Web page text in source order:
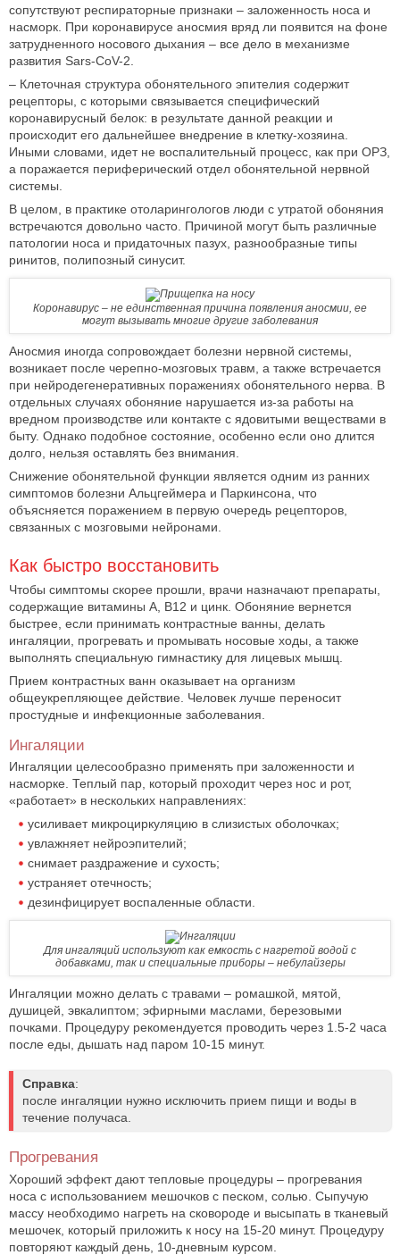
сопутствуют респираторные признаки – заложенность носа и
насморк. При коронавирусе аносмия вряд ли появится на фоне
затрудненного носового дыхания – все дело в механизме
развития Sars-CoV-2.
– Клеточная структура обонятельного эпителия содержит
рецепторы, с которыми связывается специфический
коронавирусный белок: в результате данной реакции и
происходит его дальнейшее внедрение в клетку-хозяина.
Иными словами, идет не воспалительный процесс, как при ОРЗ,
а поражается периферический отдел обонятельной нервной
системы.
В целом, в практике отоларингологов люди с утратой обоняния
встречаются довольно часто. Причиной могут быть различные
патологии носа и придаточных пазух, разнообразные типы
ринитов, полипозный синусит.
Коронавирус – не единственная причина появления аносмии, ее
могут вызывать многие другие заболевания
Аносмия иногда сопровождает болезни нервной системы,
возникает после черепно-мозговых травм, а также встречается
при нейродегенеративных поражениях обонятельного нерва. В
отдельных случаях обоняние нарушается из-за работы на
вредном производстве или контакте с ядовитыми веществами в
быту. Однако подобное состояние, особенно если оно длится
долго, нельзя оставлять без внимания.
Снижение обонятельной функции является одним из ранних
симптомов болезни Альцгеймера и Паркинсона, что
объясняется поражением в первую очередь рецепторов,
связанных с мозговыми нейронами.
Как быстро восстановить
Чтобы симптомы скорее прошли, врачи назначают препараты,
содержащие витамины А, В12 и цинк. Обоняние вернется
быстрее, если принимать контрастные ванны, делать
ингаляции, прогревать и промывать носовые ходы, а также
выполнять специальную гимнастику для лицевых мышц.
Прием контрастных ванн оказывает на организм
общеукрепляющее действие. Человек лучше переносит
простудные и инфекционные заболевания.
Ингаляции
Ингаляции целесообразно применять при заложенности и
насморке. Теплый пар, который проходит через нос и рот,
«работает» в нескольких направлениях:
усиливает микроциркуляцию в слизистых оболочках;
увлажняет нейроэпителий;
снимает раздражение и сухость;
устраняет отечность;
дезинфицирует воспаленные области.
Для ингаляций используют как емкость с нагретой водой с
добавками, так и специальные приборы – небулайзеры
Ингаляции можно делать с травами – ромашкой, мятой,
душицей, эвкалиптом; эфирными маслами, березовыми
почками. Процедуру рекомендуется проводить через 1.5-2 часа
после еды, дышать над паром 10-15 минут.
Справка:
после ингаляции нужно исключить прием пищи и воды в
течение получаса.
Прогревания
Хороший эффект дают тепловые процедуры – прогревания
носа с использованием мешочков с песком, солью. Сыпучую
массу необходимо нагреть на сковороде и высыпать в тканевый
мешочек, который приложить к носу на 15-20 минут. Процедуру
повторяют каждый день, 10-дневным курсом.